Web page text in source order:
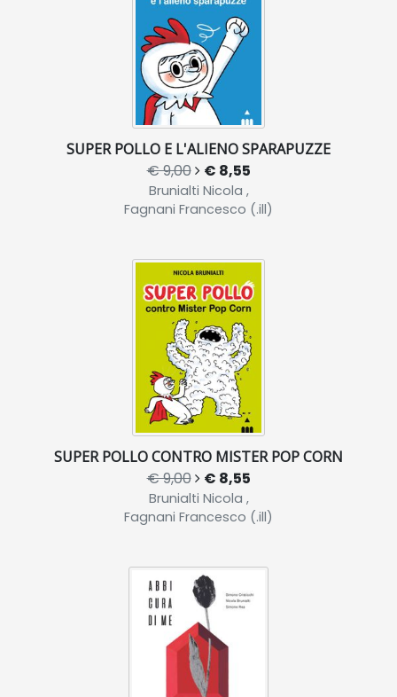
SUPER POLLO E L'ALIENO SPARAPUZZE
€ 9,00 € 8,55
Brunialti Nicola ,
Fagnani Francesco (.ill)
SUPER POLLO CONTRO MISTER POP CORN
€ 9,00 € 8,55
Brunialti Nicola ,
Fagnani Francesco (.ill)